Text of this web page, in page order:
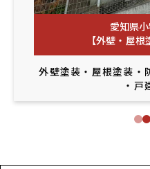
愛知県
【外壁・屋根
外壁塗装 ・ 屋根塗装 ・
・ 戸